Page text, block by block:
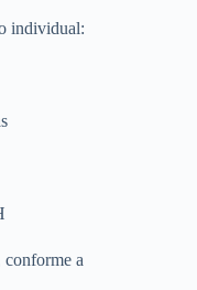
individual:
conforme a